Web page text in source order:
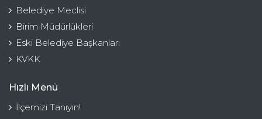
Belediye Meclisi
Birim Müdürlükleri
Eski Belediye Başkanları
KVKK
Hızlı Menü
İlçemizi Tanıyın!